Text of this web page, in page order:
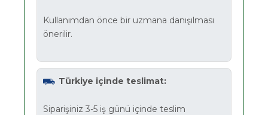
Kullanımdan önce bir uzmana danışılması
önerilir.
Türkiye içinde teslimat:
Siparişiniz 3-5 iş günü içinde teslim